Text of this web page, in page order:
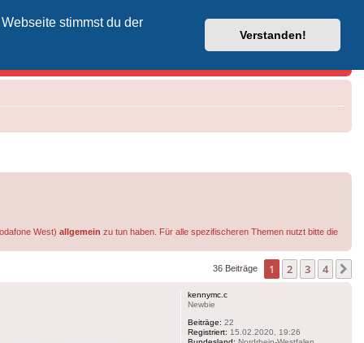
stimmst du der
Verstanden!
Vodafone-Kabel-Helpdesk
West) allgemein zu tun haben. Für alle spezifischeren Themen nutzt bitte die
36 Beiträge 1 2 3 4
kennymc.c
Newbie
Beiträge: 22
Registriert: 15.02.2020, 19:26